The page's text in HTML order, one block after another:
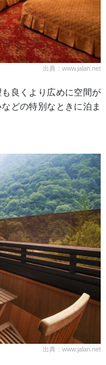
出典：www.jalan.net
良くより広めに空間が
どの特別なときに泊ま
出典：www.jalan.net